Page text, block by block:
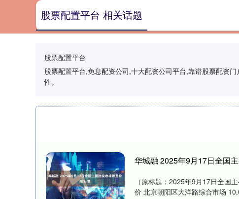
股票配置平台
股票配置平台,免息配资公司,十大配资公司平台,靠谱股票配资
性。
股票配置平台 相关话题
华城融 2025年9月17日全国
（原标题：2025年9月17日全国
价 北京朝阳区大洋路综合市场